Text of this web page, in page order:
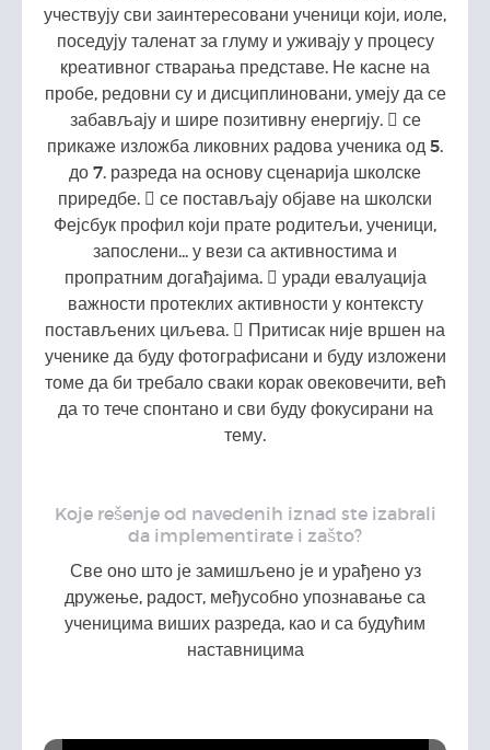
учествују сви заинтересовани ученици који, иоле,
поседују таленат за глуму и уживају у процесу
креативног стварања представе. Не касне на
пробе, редовни су и дисциплиновани, умеју да се
забављају и шире позитивну енергију.  се
прикаже изложба ликовних радова ученика од 5.
до 7. разреда на основу сценарија школске
приредбе.  се постављају објаве на школски
Фејсбук профил који прате родитељи, ученици,
запослени... у вези са активностима и
пропратним догађајима.  уради евалуација
важности протеклих активности у контексту
постављених циљева.  Притисак није вршен на
ученике да буду фотографисани и буду изложени
томе да би требало сваки корак овековечити, већ
да то тече спонтано и сви буду фокусирани на
тему.
Koje rešenje od navedenih iznad ste izabrali
da implementirate i zašto?
Све оно што је замишљено је и урађено уз
дружење, радост, међусобно упознавање са
ученицима виших разреда, као и са будућим
наставницима